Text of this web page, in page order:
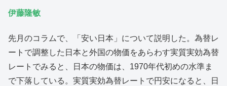
伊藤隆敏
先月のコラムで、「安い日本」について説明した。為替レ
ートで調整した日本と外国の物価をあらわす実質実効為替
レートでみると、日本の物価は、1970年代初めの水準ま
で下落している。実質実効為替レートで円安になると、日